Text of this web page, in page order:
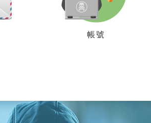
帳號